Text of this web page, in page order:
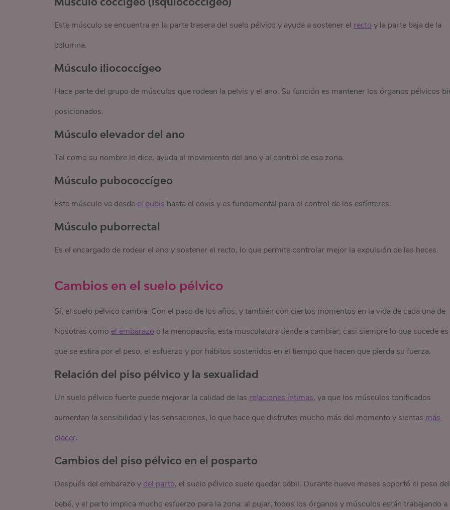
Este músculo se encuentra en la parte trasera del suelo pélvico y ayuda a sostener el recto y la parte baja de la
columna.
Músculo iliococcígeo
Hace parte del grupo de músculos que rodean la pelvis y el ano. Su función es mantener los órganos pélvicos
posicionados.
Músculo elevador del ano
Tal como su nombre lo dice, ayuda al movimiento del ano y al control de esa zona.
Músculo pubococcígeo
Este músculo va desde el pubis hasta el coxis y es fundamental para el control de los esfínteres.
Músculo puborrectal
Es el encargado de rodear el ano y sostener el recto, lo que permite controlar mejor la expulsión de las heces.
Cambios en el suelo pélvico
Sí, el suelo pélvico cambia. Con el paso de los años, y también con ciertos momentos en la vida de cada una de
Nosotras como el embarazo o la menopausia, esta musculatura tiende a cambiar; casi siempre lo que sucede es
que se estira por el peso, el esfuerzo y por hábitos sostenidos en el tiempo que hacen que pierda su fuerza.
Relación del piso pélvico y la sexualidad
Un suelo pélvico fuerte puede mejorar la calidad de las relaciones íntimas, ya que los músculos tonificados
aumentan la sensibilidad y las sensaciones, lo que hace que disfrutes mucho más del momento y sientas más
placer.
Cambios del piso pélvico en el posparto
Después del embarazo y del parto, el suelo pélvico suele quedar débil. Durante nueve meses soportó el peso del
bebé, y el parto implica mucho esfuerzo para la zona: al pujar, todos los órganos y músculos están trabajando a